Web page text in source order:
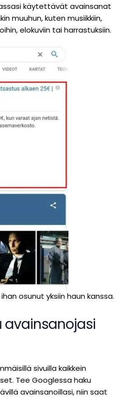
käytettävät avainsanat
muuhun, kuten musiikkiin,
elokuviin tai harrastuksiin.
osunut yksiin haun kanssa.
avainsanojasi
sivuilla kaikkein
Tee Googlessa haku
avainsanoillasi, niin saat